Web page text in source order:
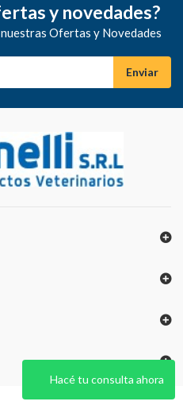
Hacé tu consulta ahora
y novedades?
Ofertas y Novedades